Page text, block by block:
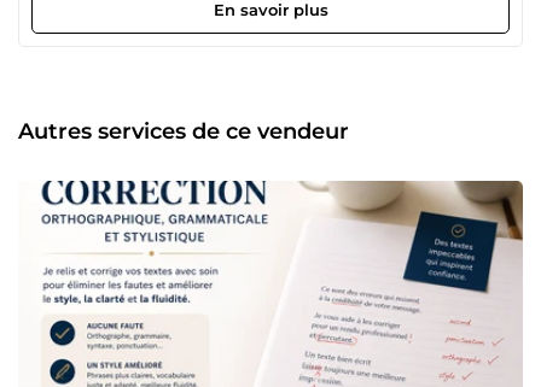
correction et optimisation de textes pour les particuliers,
entrepreneurs, associations et entreprises souhaitant
Réécriture et amélioration de contenus existants Correction
orthographique, grammaticale et stylistique Adaptation de
contenus pour une lecture fluide et engageante Traduction
ENG-FR 🇬🇧 🇫🇷 Chaque projet bénéficie d'une attention
particulière afin de garantir des textes de qualité,
cohérents avec vos objectifs et votre image. Vous avez
besoin de contenus professionnels, d'un regard extérieur
sur vos écrits ou d'une plume capable de mettre en valeur
vos idées ? Contactez-moi pour discuter de votre projet. Je
serai ravi de vous accompagner dans la réalisation de vos
objectifs
En savoir plus
Autres services de ce vendeur